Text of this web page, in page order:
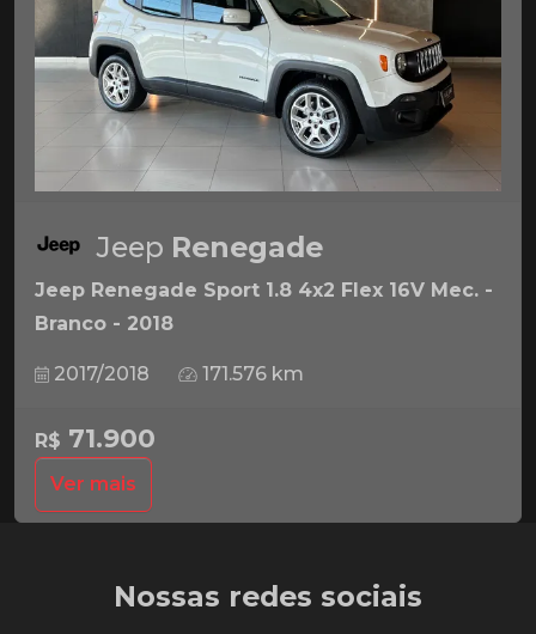
Jeep Renegade
Jeep Renegade Sport 1.8 4x2 Flex 16V Mec. -
Branco - 2018
2017/2018 171.576 km
R$ 71.900
Ver mais
Nossas redes sociais